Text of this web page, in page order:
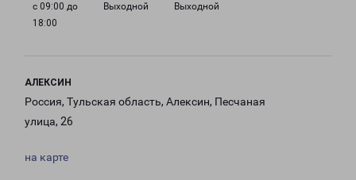
с 09:00 до
18:00
Выходной Выходной
АЛЕКСИН
Россия, Тульская область, Алексин, Песчаная
улица, 26
на карте